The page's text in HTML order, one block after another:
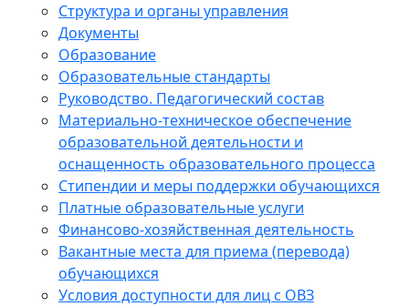
Структура и органы управления
Документы
Образование
Образовательные стандарты
Руководство. Педагогический состав
Материально-техническое обеспечение
образовательной деятельности и
оснащенность образовательного процесса
Стипендии и меры поддержки обучающихся
Платные образовательные услуги
Финансово-хозяйственная деятельность
Вакантные места для приема (перевода)
обучающихся
Условия доступности для лиц с ОВЗ